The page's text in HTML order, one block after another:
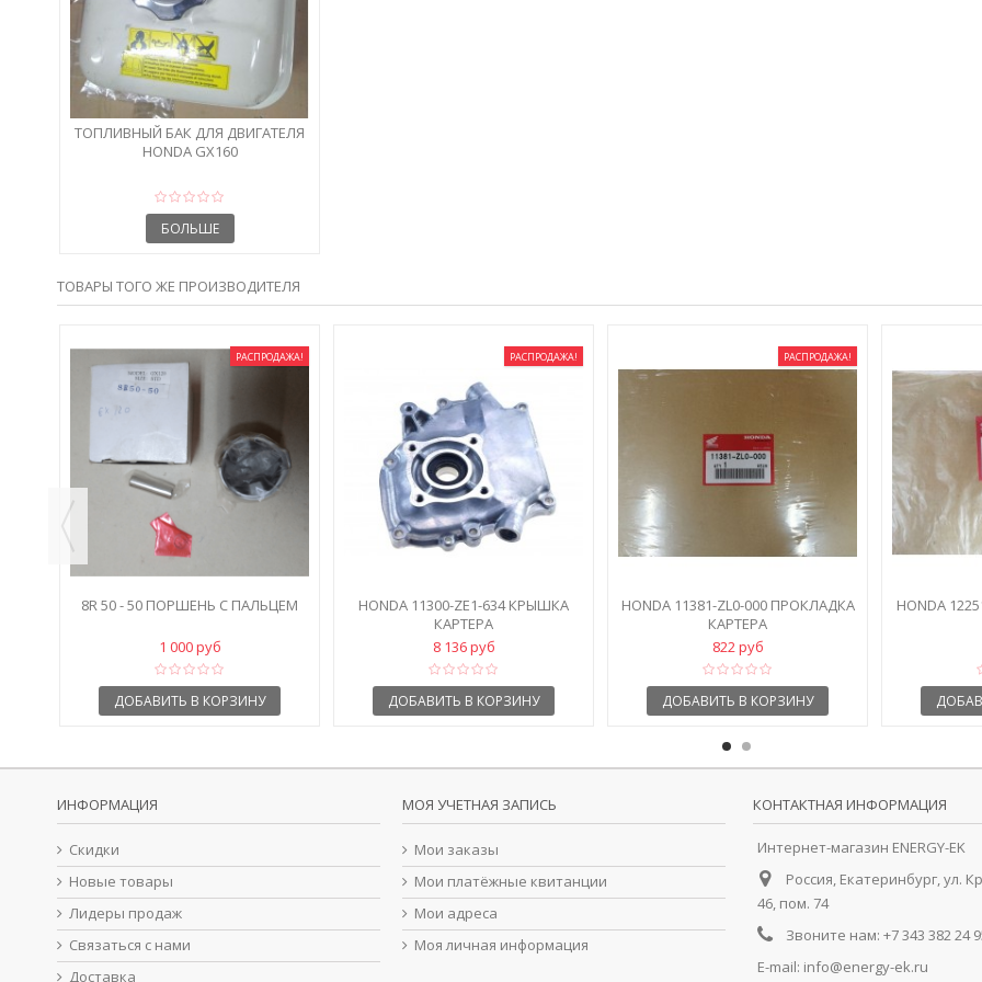
ТОПЛИВНЫЙ БАК ДЛЯ ДВИГАТЕЛЯ
HONDA GX160
БОЛЬШЕ
ТОВАРЫ ТОГО ЖЕ ПРОИЗВОДИТЕЛЯ
РАСПРОДАЖА!
8R 50 - 50 ПОРШЕНЬ С ПАЛЬЦЕМ
1 000 руб
ДОБАВИТЬ В КОРЗИНУ
РАСПРОДАЖА!
HONDA 11300-ZE1-634 КРЫШКА
КАРТЕРА
8 136 руб
ДОБАВИТЬ В КОРЗИНУ
РАСПРОДАЖА!
HONDA 11381-ZL0-000 ПРОКЛАДКА
КАРТЕРА
822 руб
ДОБАВИТЬ В КОРЗИНУ
HONDA
ИНФОРМАЦИЯ
Скидки
Новые товары
Лидеры продаж
Связаться с нами
Доставка
МОЯ УЧЕТНАЯ ЗАПИСЬ
Мои заказы
Мои платёжные квитанции
Мои адреса
Моя личная информация
КОНТАКТНАЯ ИНФОРМАЦИЯ
Интернет-магазин ENERGY-EK
Россия, Екатеринбург, ул.
46, пом. 74
Звоните нам: +7 343 382 24
E-mail: info@energy-ek.ru